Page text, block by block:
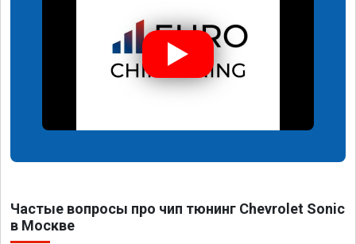
Частые вопросы про чип тюнинг Chevrolet Sonic
в Москве